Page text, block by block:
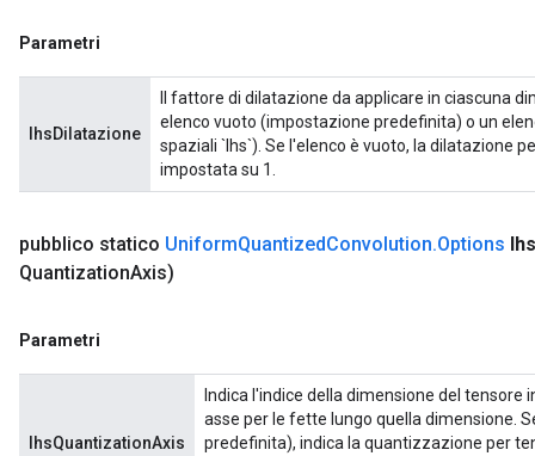
Parametri
lhsDilatazione
Il fattore di dilatazione da applicare in ciascuna
elenco vuoto (impostazione predefinita) o un
spaziali `lhs`). Se l'elenco è vuoto, la dilatazione
impostata su 1.
pubblico statico UniformQuantizedConvolution.Options lhs
QuantizationAxis)
Parametri
lhsQuantizationAxis
Indica l'indice della dimensione del
asse per le fette lungo quella dimensione.
predefinita), indica la quantizzazione per